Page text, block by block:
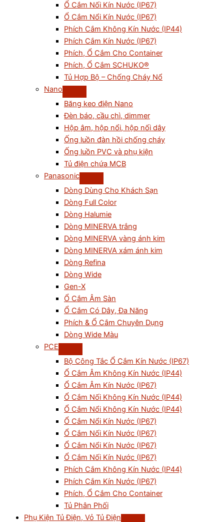
Ổ Cắm Nối Kín Nước (IP67)
Ổ Cắm Nổi Kín Nước (IP67)
Phích Cắm Không Kín Nước (IP44)
Phích Cắm Kín Nước (IP67)
Phích, Ổ Cắm Cho Container
Phích, Ổ Cắm SCHUKO®
Tủ Hợp Bộ – Chống Cháy Nổ
Nano
Băng keo điện Nano
Đèn báo, cầu chì, dimmer
Hộp âm, hộp nổi, hộp nối dây
Ống luồn đàn hồi chống cháy
Ống luồn PVC và phụ kiện
Tủ điện chứa MCB
Panasonic
Dòng Dùng Cho Khách Sạn
Dòng Full Color
Dòng Halumie
Dòng MINERVA trắng
Dòng MINERVA vàng ánh kim
Dòng MINERVA xám ánh kim
Dòng Refina
Dòng Wide
Gen-X
Ổ Cắm Âm Sàn
Ổ Cắm Có Dây, Đa Năng
Phích & Ổ Cắm Chuyên Dụng
Dòng Wide Màu
PCE
Bộ Công Tắc Ổ Cắm Kín Nước (IP67)
Ổ Cắm Âm Không Kín Nước (IP44)
Ổ Cắm Âm Kín Nước (IP67)
Ổ Cắm Nối Không Kín Nước (IP44)
Ổ Cắm Nổi Không Kín Nước (IP44)
Ổ Cắm Nổi Kín Nước (IP67)
Ổ Cắm Nối Kín Nước (IP67)
Ổ Cắm Nổi Kín Nước (IP67)
Ổ Cắm Nối Kín Nước (IP67)
Phích Cắm Không Kín Nước (IP44)
Phích Cắm Kín Nước (IP67)
Phích, Ổ Cắm Cho Container
Tủ Phân Phối
Phụ Kiện Tủ Điện, Vỏ Tủ Điện